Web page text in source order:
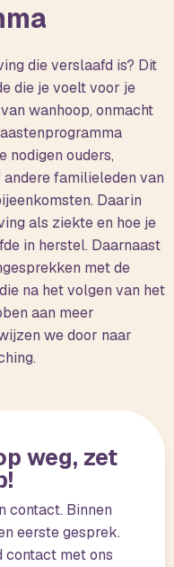
die verslaafd is? Dit
die je voelt voor je
wanhoop, onmacht
nodigen ouders,
familieleden van
Daarin
als ziekte en hoe je
in herstel. Daarnaast
met de
na het volgen van het
aan meer
we door naar
weg, zet
contact. Binnen
eerste gesprek.
met ons